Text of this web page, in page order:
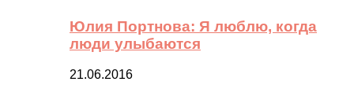
Юлия Портнова: Я люблю, когда
люди улыбаются
21.06.2016